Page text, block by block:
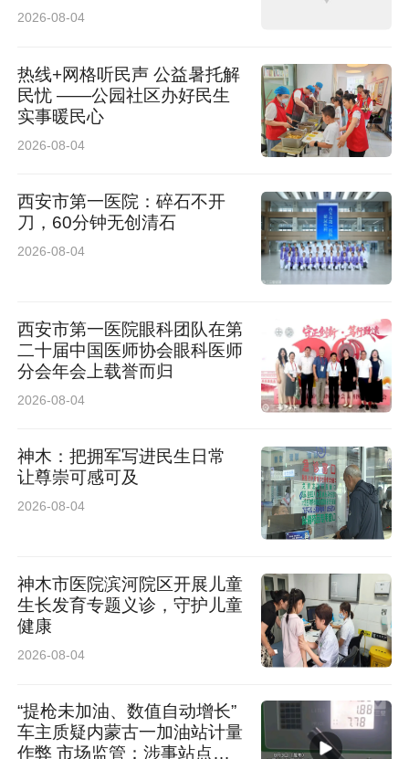
足本职岗位，紧盯民生安危，以常态化巡防用心
2026-08-04
热线+网格听民声 公益暑托解
民忧 ——公园社区办好民生
实事暖民心
2026-08-04
西安市第一医院：碎石不开
刀，60分钟无创清石
2026-08-04
西安市第一医院眼科团队在第
二十届中国医师协会眼科医师
分会年会上载誉而归
2026-08-04
神木：把拥军写进民生日常
让尊崇可感可及
2026-08-04
神木市医院滨河院区开展儿童
生长发育专题义诊，守护儿童
健康
2026-08-04
“提枪未加油、数值自动增长”
车主质疑内蒙古一加油站计量
作弊 市场监管：涉事站点停